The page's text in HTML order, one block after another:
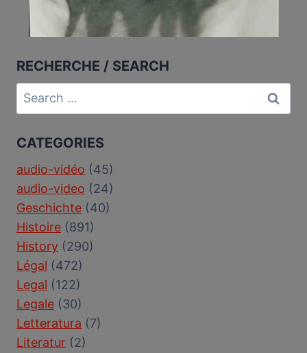
RECHERCHE / SEARCH
Search
for:
CATEGORIES
audio-vidéo (45)
audio-video (24)
Geschichte (40)
Histoire (891)
History (290)
Légal (472)
Legal (122)
Legale (30)
Letteratura (7)
Literatur (2)